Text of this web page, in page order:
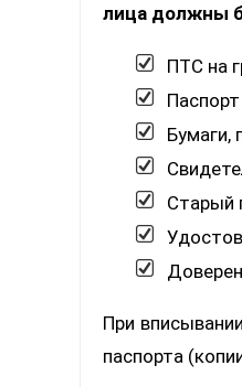
лица должны
ПТС на
Старый
При
паспорта